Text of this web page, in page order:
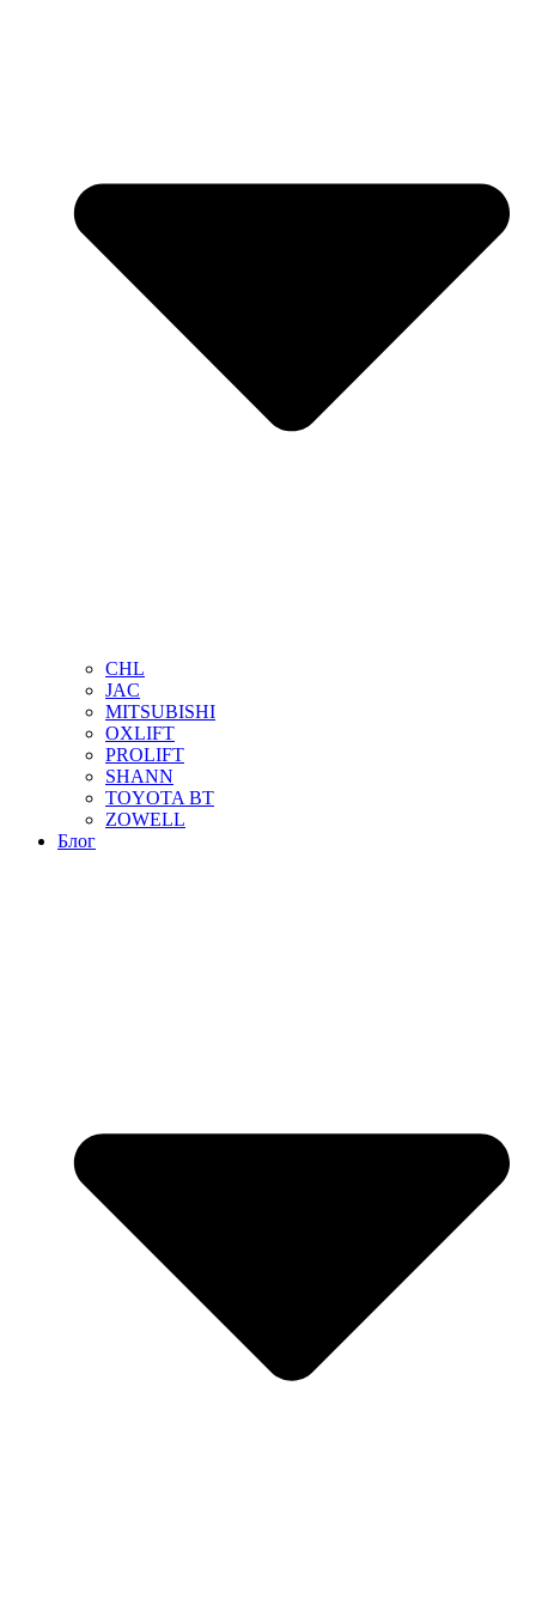
CHL
JAC
MITSUBISHI
OXLIFT
PROLIFT
SHANN
TOYOTA BT
ZOWELL
Блог